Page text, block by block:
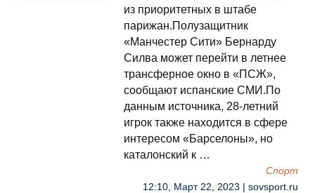
из приоритетных в штабе
парижан.Полузащитник
«Манчестер Сити» Бернарду
Силва может перейти в летнее
трансферное окно в «ПСЖ»,
сообщают испанские СМИ.По
данным источника, 28-летний
игрок также находится в сфере
интересом «Барселоны», но
каталонский к …
Спорт
12:10, Март 22, 2023 | sovsport.ru